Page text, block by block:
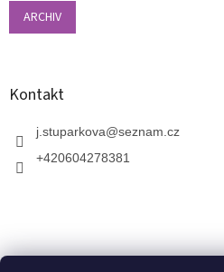
ARCHIV
Kontakt
j.stuparkova@seznam.cz
+420604278381